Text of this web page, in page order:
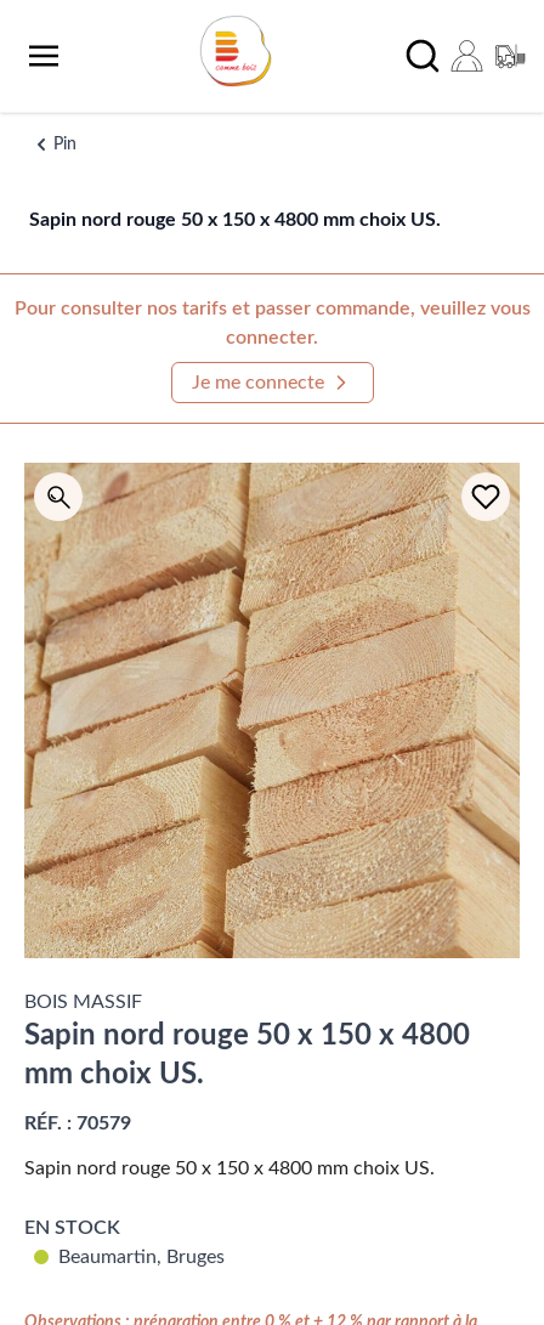
Chercher
Pin
Sapin nord rouge 50 x 150 x 4800 mm choix US.
Pour consulter nos tarifs et passer commande, veuillez vous
connecter.
Je me connecte
BOIS MASSIF
Sapin nord rouge 50 x 150 x 4800
mm choix US.
RÉF. : 70579
Sapin nord rouge 50 x 150 x 4800 mm choix US.
EN STOCK
Beaumartin, Bruges